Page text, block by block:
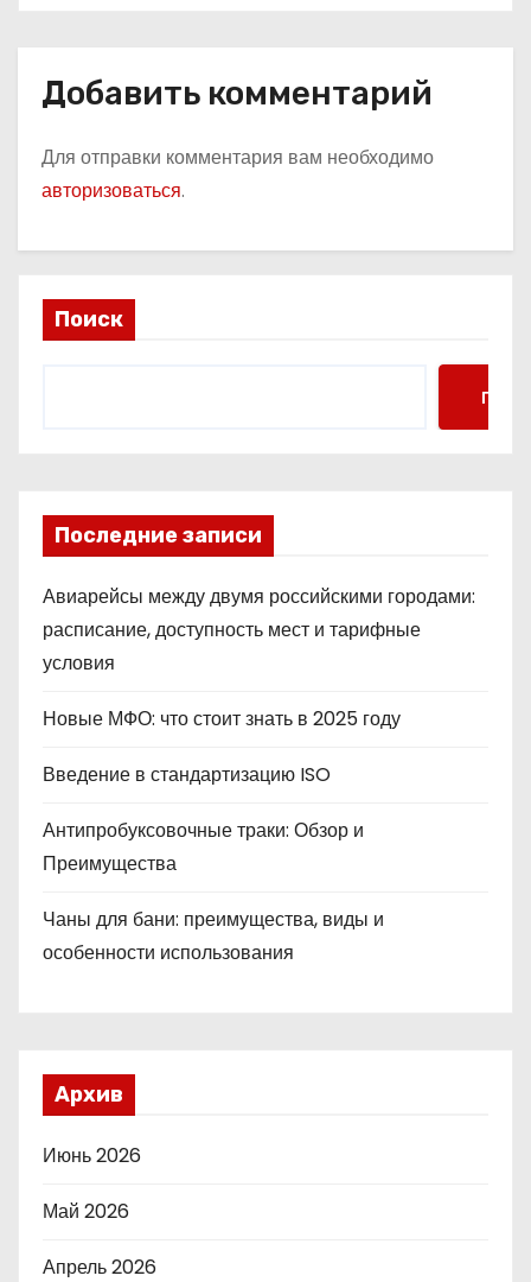
Добавить комментарий
Для отправки комментария вам необходимо
авторизоваться.
Поиск
Поиск
Последние записи
Авиарейсы между двумя российскими городами:
расписание, доступность мест и тарифные
условия
Новые МФО: что стоит знать в 2025 году
Введение в стандартизацию ISO
Антипробуксовочные траки: Обзор и
Преимущества
Чаны для бани: преимущества, виды и
особенности использования
Архив
Июнь 2026
Май 2026
Апрель 2026